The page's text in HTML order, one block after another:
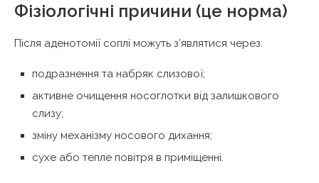
Фізіологічні причини (це норма)
Після аденотомії соплі можуть з’являтися через:
подразнення та набряк слизової;
активне очищення носоглотки від залишкового
слизу;
зміну механізму носового дихання;
сухе або тепле повітря в приміщенні.